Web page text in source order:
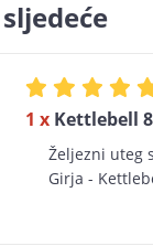
1 x Kettlebell
Željezni uteg
Girja -